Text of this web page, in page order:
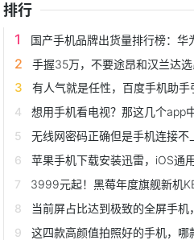
排行
国产手机品牌出货量排行榜：华
手握35万，不要途昂和汉兰达选昂
有人气就是任性，百度手机助
想用手机看电视？那这几个app
无线网密码正确但是手机连接不
苹果手机下载安装迅雷，iOS通
3999元起！黑莓年度旗舰新机
当前屏占比达到极致的全屏手机
这四款高颜值拍照好的手机，哪